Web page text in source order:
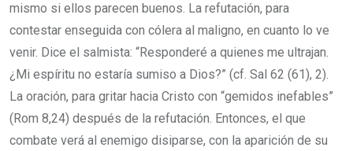
mismo si ellos parecen buenos. La refutación, para
contestar enseguida con cólera al maligno, en cuanto lo ve
venir. Dice el salmista: “Responderé a quienes me ultrajan.
¿Mi espíritu no estaría sumiso a Dios?” (cf. Sal 62 (61), 2).
La oración, para gritar hacia Cristo con “gemidos inefables”
(Rom 8,24) después de la refutación. Entonces, el que
combate verá al enemigo disiparse, con la aparición de su